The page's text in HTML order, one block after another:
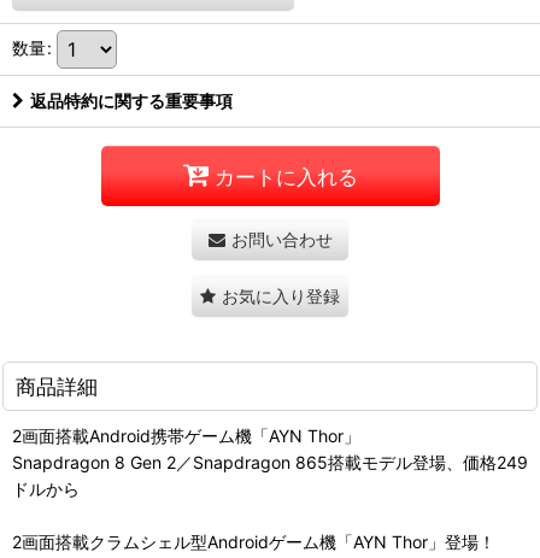
数量:
返品特約に関する重要事項
カートに入れる
お問い合わせ
お気に入り登録
商品詳細
2画面搭載Android携帯ゲーム機「AYN Thor」
Snapdragon 8 Gen 2／Snapdragon 865搭載モデル登場、価格249
ドルから
2画面搭載クラムシェル型Androidゲーム機「AYN Thor」登場！